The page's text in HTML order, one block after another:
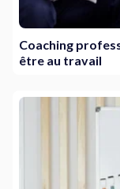
Coaching
être au travail